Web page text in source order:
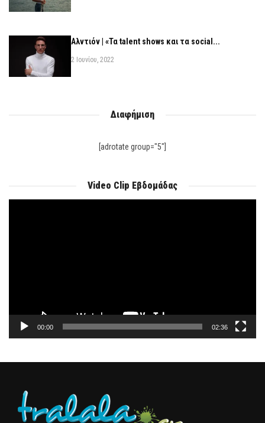
Αλντιόν | «Τα talent shows και τα social...
2 Ιουνίου, 2022
Διαφήμιση
[adrotate group="5"]
Video Clip Εβδομάδας
00:00 02:36